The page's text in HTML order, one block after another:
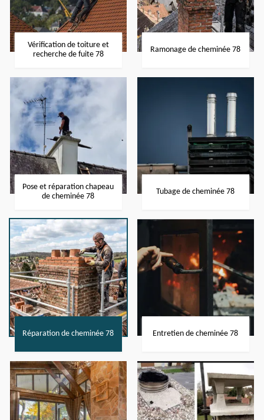
Vérification de toiture et
recherche de fuite 78
Ramonage de cheminée 78
Pose et réparation chapeau
de cheminée 78
Tubage de cheminée 78
Réparation de cheminée 78 Entretien de cheminée 78